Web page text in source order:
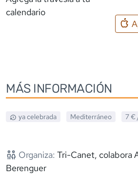
calendario
MÁS INFORMACIÓN
ya celebrada Mediterráneo 7 €
Organiza: Tri-Canet, colabora
Berenguer